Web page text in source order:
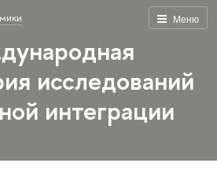
Меню
исследований
интеграции